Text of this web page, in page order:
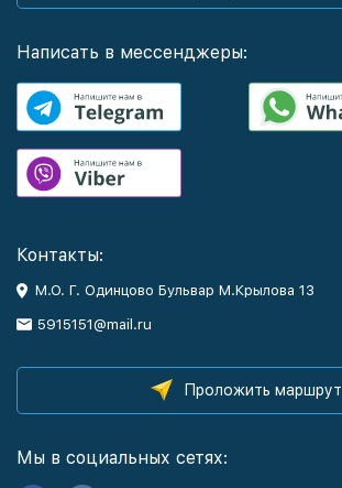
Написать в мессенджеры:
Контакты:
М.О. Г. Одинцово Бульвар М.Крылова 13
5915151@mail.ru
Проложить маршрут
Мы в социальных сетях: